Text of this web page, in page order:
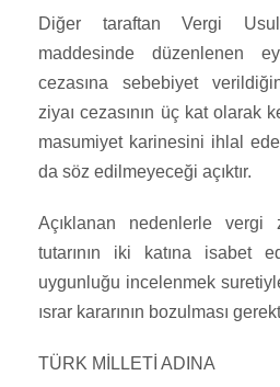
Diğer taraftan Vergi
maddesinde düzenlenen
cezasına sebebiyet
ziyaı cezasının üç kat olarak
masumiyet karinesini ihlal
da söz edilmeyeceği açıktır.
Açıklanan nedenlerle vergi
tutarının iki katına isabet
uygunluğu incelenmek
ısrar kararının bozulması
TÜRK MİLLETİ ADINA